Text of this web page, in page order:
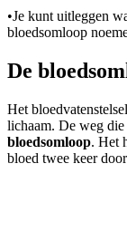
•Je kunt uitleggen
bloedsomloop
De
Het
lichaam. De weg
bloedsomloop. Het
bloed twee keer